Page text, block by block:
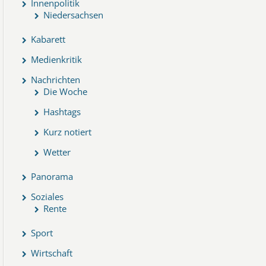
Innenpolitik
Niedersachsen
Kabarett
Medienkritik
Nachrichten
Die Woche
Hashtags
Kurz notiert
Wetter
Panorama
Soziales
Rente
Sport
Wirtschaft